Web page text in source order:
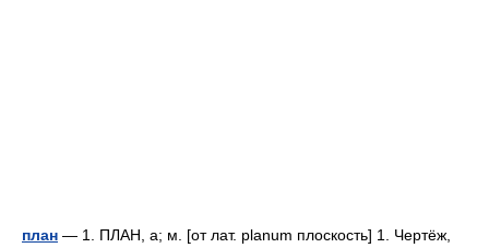
план — 1. ПЛАН, а; м. [от лат. planum плоскость] 1. Чертёж,